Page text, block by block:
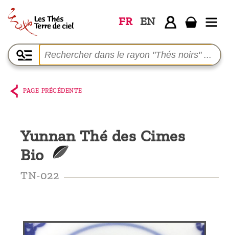
FR EN
Accueil
La
boutique
Parmi les
producteurs,
nous ?
PAGE PRÉCÉDENTE
Yunnan Thé des Cimes
Bio
TN-022